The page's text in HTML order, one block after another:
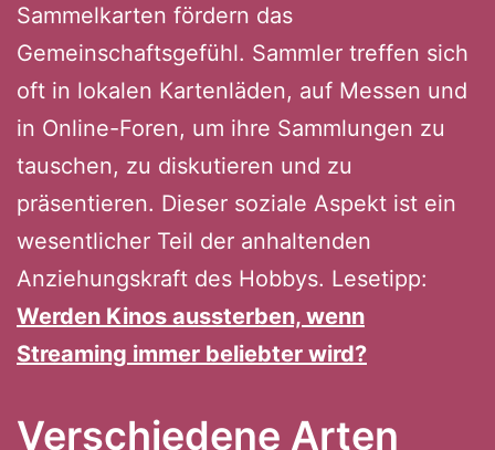
Sammelkarten fördern das
Gemeinschaftsgefühl. Sammler treffen sich
oft in lokalen Kartenläden, auf Messen und
in Online-Foren, um ihre Sammlungen zu
tauschen, zu diskutieren und zu
präsentieren. Dieser soziale Aspekt ist ein
wesentlicher Teil der anhaltenden
Anziehungskraft des Hobbys. Lesetipp:
Werden Kinos aussterben, wenn
Streaming immer beliebter wird?
Verschiedene Arten